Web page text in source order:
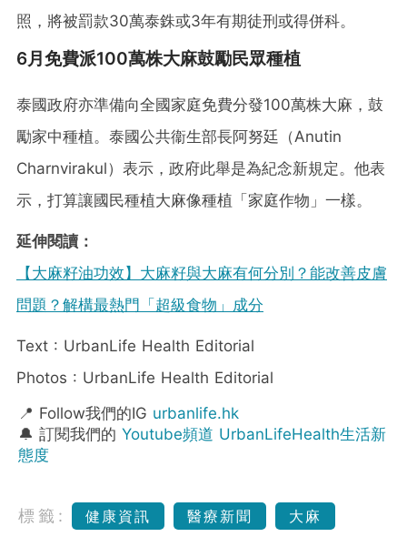
照，將被罰款30萬泰銖或3年有期徒刑或得併科。
6月免費派100萬株大麻鼓勵民眾種植
泰國政府亦準備向全國家庭免費分發100萬株大麻，鼓
勵家中種植。泰國公共衞生部長阿努廷（Anutin
Charnvirakul）表示，政府此舉是為紀念新規定。他表
示，打算讓國民種植大麻像種植「家庭作物」一樣。
延伸閱讀：
【大麻籽油功效】大麻籽與大麻有何分別？能改善皮膚
問題？解構最熱門「超級食物」成分
Text : UrbanLife Health Editorial
Photos : UrbanLife Health Editorial
📍 Follow我們的IG urbanlife.hk
🔔 訂閱我們的 Youtube頻道 UrbanLifeHealth生活新
態度
標籤: 健康資訊 醫療新聞 大麻